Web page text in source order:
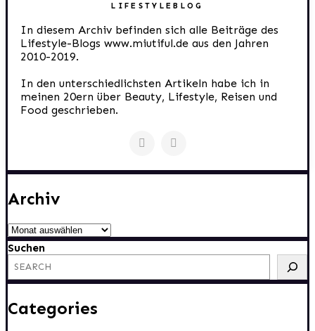
LIFESTYLEBLOG
In diesem Archiv befinden sich alle Beiträge des
Lifestyle-Blogs www.miutiful.de aus den Jahren
2010-2019.
In den unterschiedlichsten Artikeln habe ich in
meinen 20ern über Beauty, Lifestyle, Reisen und
Food geschrieben.
Archiv
Archiv
Suchen
Categories